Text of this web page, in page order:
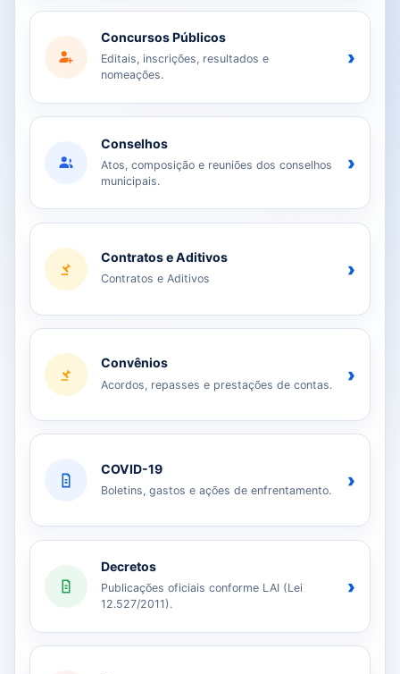
Concursos Públicos
Editais, inscrições, resultados e
nomeações.
›
Conselhos
Atos, composição e reuniões dos conselhos
municipais.
›
Contratos e Aditivos
Contratos e Aditivos ›
Convênios
Acordos, repasses e prestações de contas. ›
COVID-19
Boletins, gastos e ações de enfrentamento. ›
Decretos
Publicações oficiais conforme LAI (Lei
12.527/2011).
›